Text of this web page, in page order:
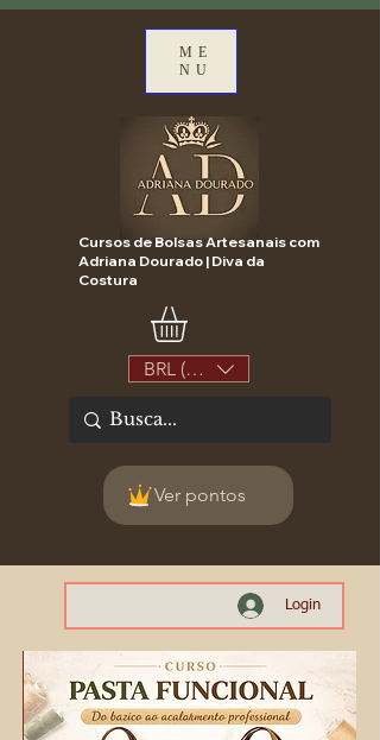
ME
NU
Cursos de Bolsas Artesanais com
Adriana Dourado | Diva da
Costura
BRL (R$)
Ver pontos
Login